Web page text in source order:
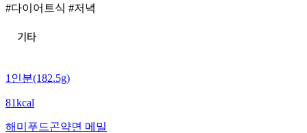
#다이어트식 #저녁
1인분(182.5g)
81kcal
해미푸드곤약면 메밀